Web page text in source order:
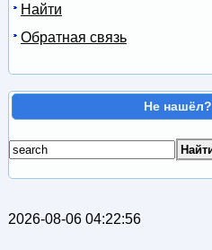
Найти
Обратная связь
Не
2026-08-06 04:22:56